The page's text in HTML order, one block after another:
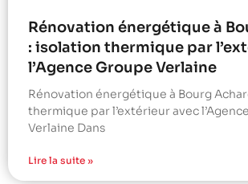
Rénovation énergétique à
: isolation thermique par
l’Agence Groupe Verlaine
Rénovation énergétique à Bourg
thermique par l’extérieur avec
Verlaine Dans
Lire la suite »